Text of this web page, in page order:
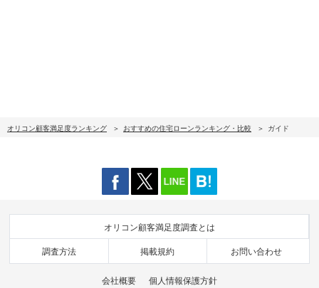
オリコン顧客満足度ランキング おすすめの住宅ローンランキング・比較 ガイド
オリコン顧客満足度調査とは
調査方法 掲載規約 お問い合わせ
会社概要 個人情報保護方針